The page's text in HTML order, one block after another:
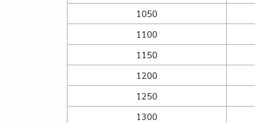
1050
1100
1150
1200
1250
1300